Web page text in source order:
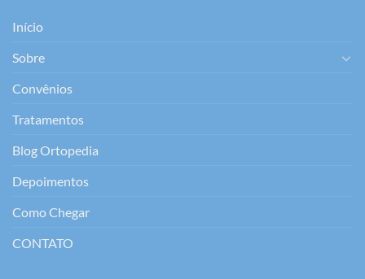
Início
Sobre
Convênios
Tratamentos
Blog Ortopedia
Depoimentos
Como Chegar
CONTATO